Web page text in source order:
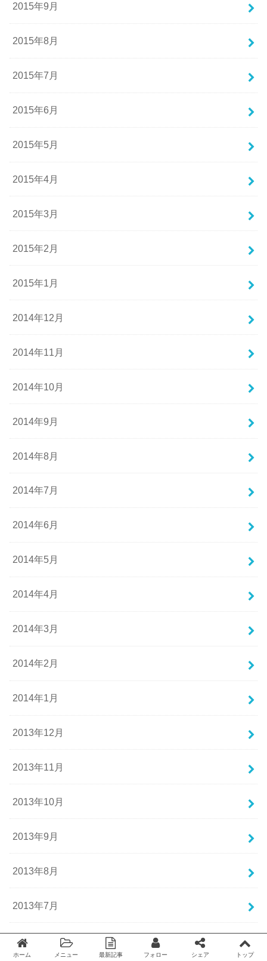
2015年9月
2015年8月
2015年7月
2015年6月
2015年5月
2015年4月
2015年3月
2015年2月
2015年1月
2014年12月
2014年11月
2014年10月
2014年9月
2014年8月
2014年7月
2014年6月
2014年5月
2014年4月
2014年3月
2014年2月
2014年1月
2013年12月
2013年11月
2013年10月
2013年9月
2013年8月
2013年7月
2013年6月
ホーム メニュー 最新記事 フォロー シェア トップ
Twitter facebook